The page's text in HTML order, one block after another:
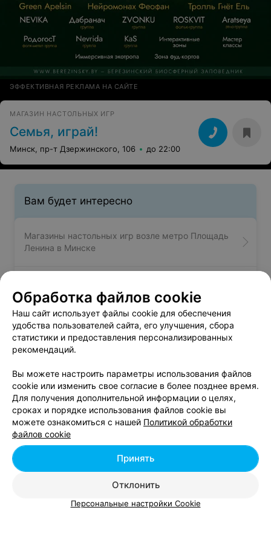
ЭФФЕКТИВНАЯ РЕКЛАМА НА САЙТЕ
МАГАЗИН НАСТОЛЬНЫХ ИГР
Семья, играй!
Минск, пр-т Дзержинского, 106 до 22:00
Вам будет интересно
Магазины настольных игр возле метро Площадь
Ленина в Минске
Победы в Минске
Магазины настольных игр возле метро Площадь
Якуба Коласа в Минске
Добавить компанию
Добавить специалиста
Обработка файлов cookie
Наш сайт использует файлы cookie для обеспечения
удобства пользователей сайта, его улучшения, сбора
статистики и предоставления персонализированных
рекомендаций.
Вы можете настроить параметры использования файлов
cookie или изменить свое согласие в более позднее время.
Для получения дополнительной информации о целях,
сроках и порядке использования файлов cookie вы
можете ознакомиться с нашей Политикой обработки
файлов cookie
Отклонить
Принять
Персональные настройки Cookie